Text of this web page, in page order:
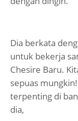
Dia berkata
untuk bekerja
Chesire Baru.
sepuas
terpenting di
dia,